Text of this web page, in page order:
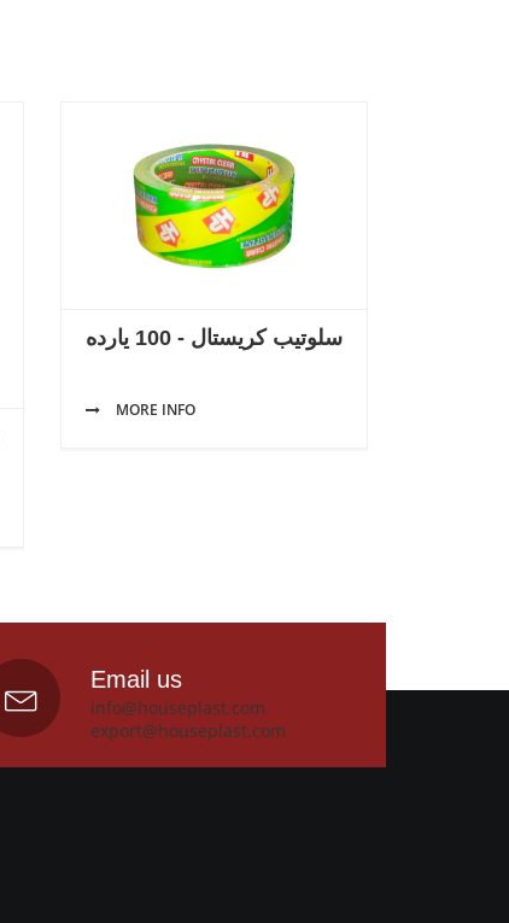
سلوتيب كريستال - 100 يارده
MORE INFO
Email us
info@houseplast.com
export@houseplast.com